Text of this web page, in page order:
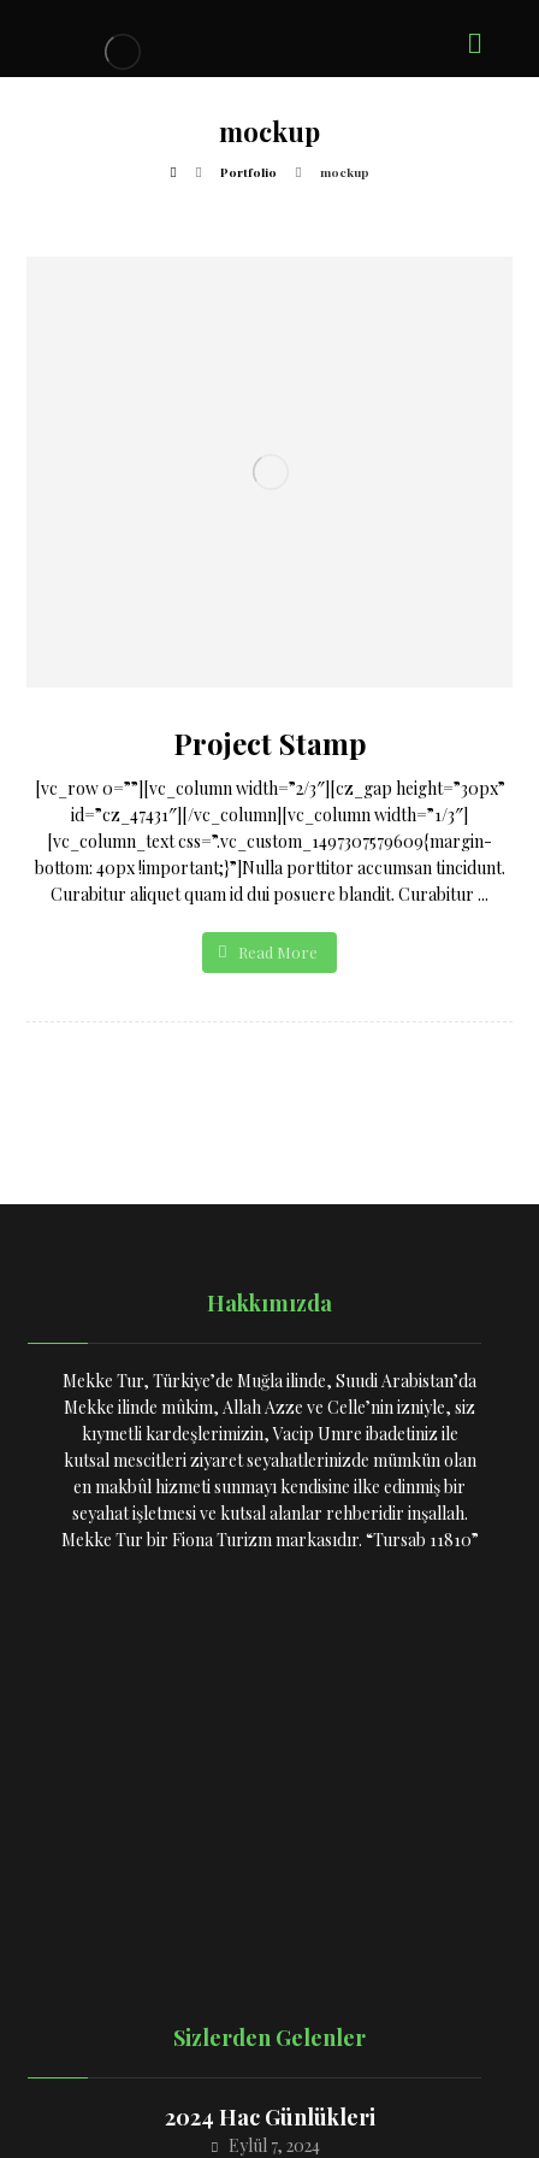
mockup
Portfolio mockup
Project Stamp
[vc_row 0=””][vc_column width=”2/3″][cz_gap height=”30px”
id=”cz_47431″][/vc_column][vc_column width=”1/3″]
[vc_column_text css=”.vc_custom_1497307579609{margin-
bottom: 40px !important;}”]Nulla porttitor accumsan tincidunt.
Curabitur aliquet quam id dui posuere blandit. Curabitur ...
Read More
Hakkımızda
Mekke Tur, Türkiye’de Muğla ilinde, Suudi Arabistan’da
Mekke ilinde mûkim, Allah Azze ve Celle’nin izniyle, siz
kıymetli kardeşlerimizin, Vacip Umre ibadetiniz ile
kutsal mescitleri ziyaret seyahatlerinizde mümkün olan
en makbûl hizmeti sunmayı kendisine ilke edinmiş bir
seyahat işletmesi ve kutsal alanlar rehberidir inşallah.
Mekke Tur bir Fiona Turizm markasıdır. “Tursab 11810”
Sizlerden Gelenler
2024 Hac Günlükleri
Eylül 7, 2024